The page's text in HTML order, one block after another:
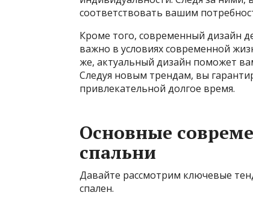
соответствовать вашим
Кроме того, современный дизайн
важно в условиях современной
же, актуальный дизайн поможет
Следуя новым трендам, вы
привлекательной долгое время.
Основные
спальни
Давайте рассмотрим ключевые
спален.